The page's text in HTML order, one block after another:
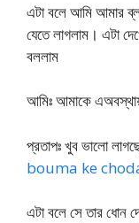
এটা বলে আমি আমার
যেতে লাগলাম। এটা
বললাম
আমিঃ আমাকে
প্রতাপঃ খুব ভালো
bouma ke
এটা বলে সে তার ধোন